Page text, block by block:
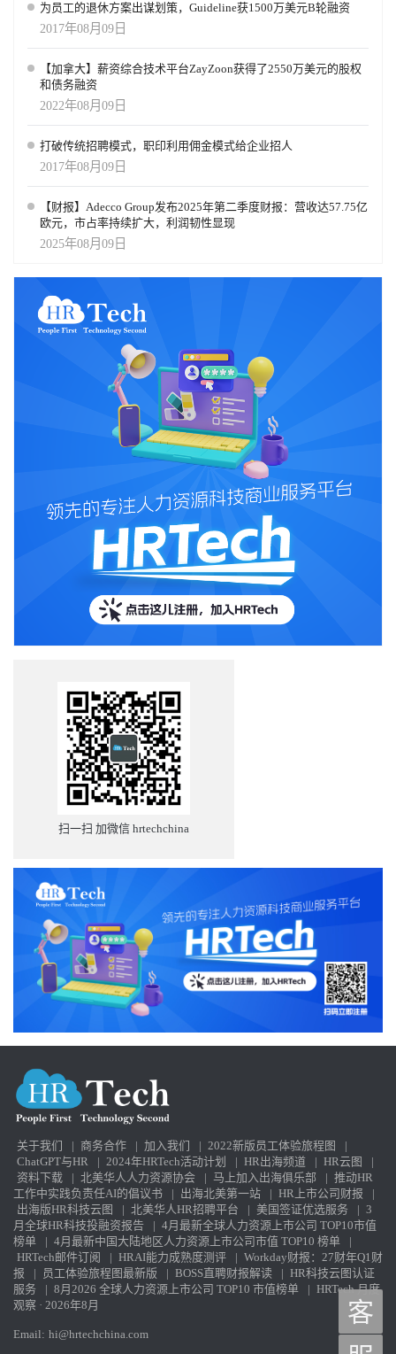
为员工的退休方案出谋划策，Guideline获1500万美元B轮融资
2017年08月09日
【加拿大】薪资综合技术平台ZayZoon获得了2550万美元的股权
和债务融资
2022年08月09日
打破传统招聘模式，职印利用佣金模式给企业招人
2017年08月09日
【财报】Adecco Group发布2025年第二季度财报：营收达57.75亿
欧元，市占率持续扩大，利润韧性显现
2025年08月09日
扫一扫 加微信 hrtechchina
关于我们 | 商务合作 | 加入我们 | 2022新版员工体验旅程图
|
ChatGPT与HR
| 2024年HRTech活动计划 | HR出海频道 | HR云图
|
资料下载
| 北美华人人力资源协会 | 马上加入出海俱乐部 | 推动HR
工作中实践负责任AI的倡议书
| 出海北美第一站 | HR上市公司财报
|
出海版HR科技云图
| 北美华人HR招聘平台 | 美国签证优选服务 | 3
月全球HR科技投融资报告
| 4月最新全球人力资源上市公司 TOP10市值
榜单
| 4月最新中国大陆地区人力资源上市公司市值 TOP10 榜单
|
HRTech邮件订阅
| HRAI能力成熟度测评 | Workday财报：27财年Q1财
报
| 员工体验旅程图最新版 | BOSS直聘财报解读 | HR科技云图认证
服务
| 8月2026 全球人力资源上市公司 TOP10 市值榜单 | HRTech 月度
观察 · 2026年8月
Email: hi@hrtechchina.com
客